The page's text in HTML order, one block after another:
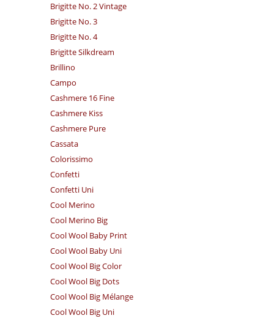
Brigitte No. 2 Vintage
Brigitte No. 3
Brigitte No. 4
Brigitte Silkdream
Brillino
Campo
Cashmere 16 Fine
Cashmere Kiss
Cashmere Pure
Cassata
Colorissimo
Confetti
Confetti Uni
Cool Merino
Cool Merino Big
Cool Wool Baby Print
Cool Wool Baby Uni
Cool Wool Big Color
Cool Wool Big Dots
Cool Wool Big Mélange
Cool Wool Big Uni